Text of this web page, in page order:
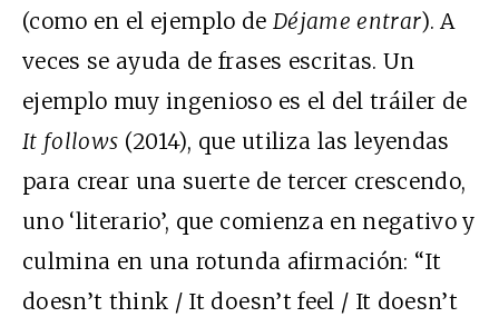
(como en el ejemplo de Déjame entrar). A
veces se ayuda de frases escritas. Un
ejemplo muy ingenioso es el del tráiler de
It follows (2014), que utiliza las leyendas
para crear una suerte de tercer crescendo,
uno ‘literario’, que comienza en negativo y
culmina en una rotunda afirmación: “It
doesn’t think / It doesn’t feel / It doesn’t